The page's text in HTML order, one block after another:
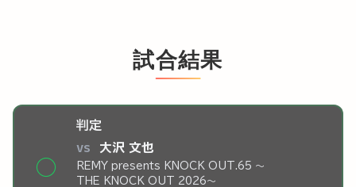
試合結果
◯
判定
vs 大沢 文也
REMY presents KNOCK OUT.65 ～
THE KNOCK OUT 2026～